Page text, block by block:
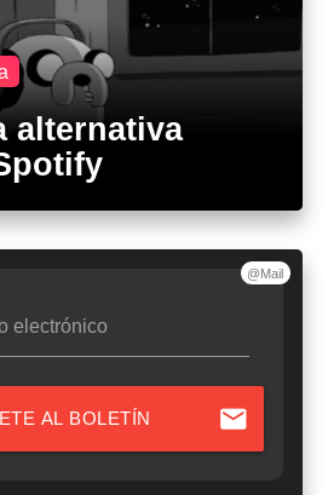
alternativa
@Mail
electrónico
AL BOLETÍN mail